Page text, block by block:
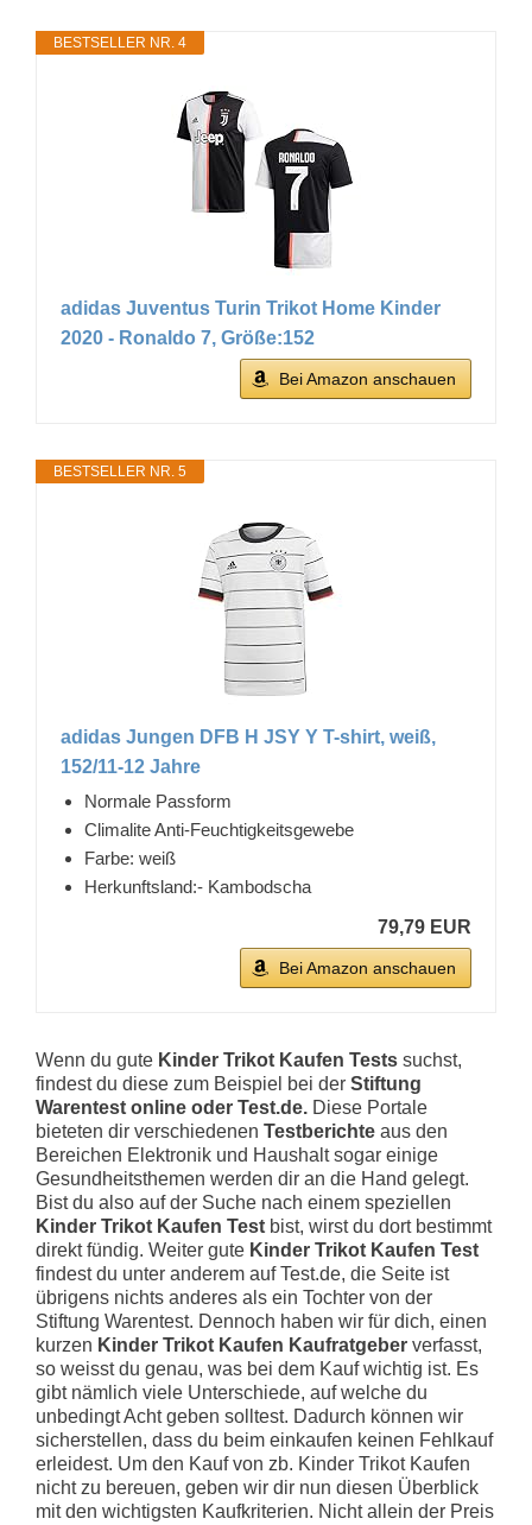
BESTSELLER NR. 4
adidas Juventus Turin Trikot Home Kinder
2020 - Ronaldo 7, Größe:152
Bei Amazon anschauen
BESTSELLER NR. 5
adidas Jungen DFB H JSY Y T-shirt, weiß,
152/11-12 Jahre
Normale Passform
Climalite Anti-Feuchtigkeitsgewebe
Farbe: weiß
Herkunftsland:- Kambodscha
79,79 EUR
Bei Amazon anschauen
Wenn du gute Kinder Trikot Kaufen Tests suchst,
findest du diese zum Beispiel bei der Stiftung
Warentest online oder Test.de. Diese Portale
bieteten dir verschiedenen Testberichte aus den
Bereichen Elektronik und Haushalt sogar einige
Gesundheitsthemen werden dir an die Hand gelegt.
Bist du also auf der Suche nach einem speziellen
Kinder Trikot Kaufen Test bist, wirst du dort bestimmt
direkt fündig. Weiter gute Kinder Trikot Kaufen Test
findest du unter anderem auf Test.de, die Seite ist
übrigens nichts anderes als ein Tochter von der
Stiftung Warentest. Dennoch haben wir für dich, einen
kurzen Kinder Trikot Kaufen Kaufratgeber verfasst,
so weisst du genau, was bei dem Kauf wichtig ist. Es
gibt nämlich viele Unterschiede, auf welche du
unbedingt Acht geben solltest. Dadurch können wir
sicherstellen, dass du beim einkaufen keinen Fehlkauf
erleidest. Um den Kauf von zb. Kinder Trikot Kaufen
nicht zu bereuen, geben wir dir nun diesen Überblick
mit den wichtigsten Kaufkriterien. Nicht allein der Preis